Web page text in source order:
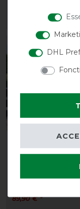
LISTE DE
-10%
89,90 € *
DHL